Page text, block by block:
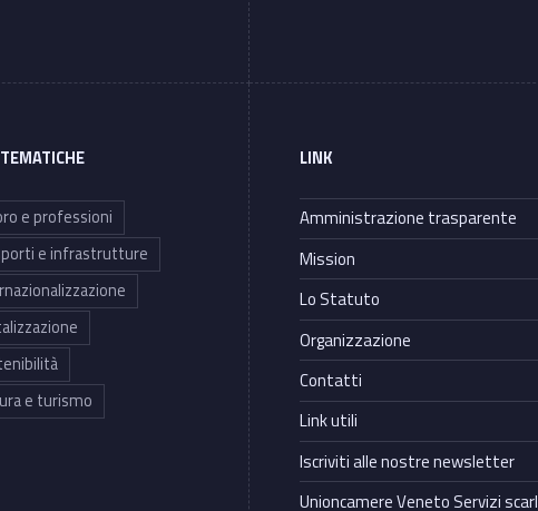
e professioni
e infrastrutture
e turismo
LINK
Amministrazione trasparente
Mission
Lo Statuto
Organizzazione
Contatti
Link utili
Iscriviti alle nostre newsletter
Unioncamere Veneto Servizi scarl